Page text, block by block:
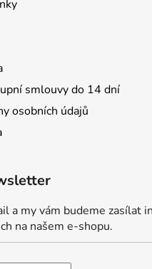
smlouvy do 14 dní
osobních údajů
a my vám budeme zasílat
na našem e-shopu.